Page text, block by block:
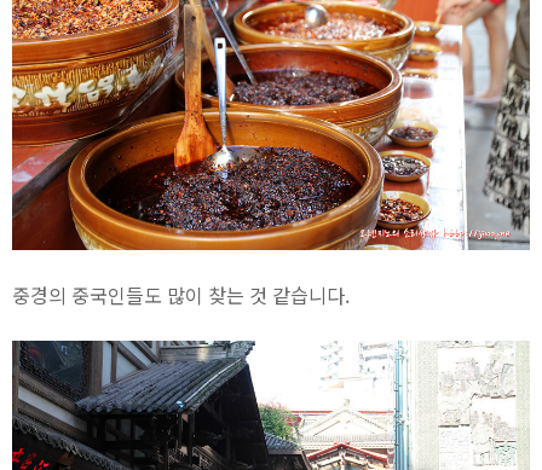
중경의 중국인들도 많이 찾는 것 같습니다.